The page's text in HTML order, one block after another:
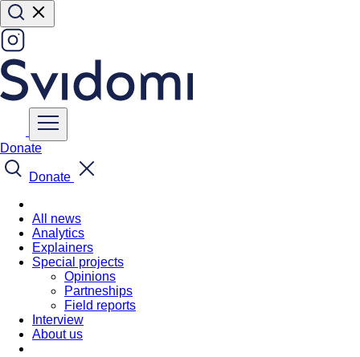
Donate
Donate
All news
Analytics
Explainers
Special projects
Opinions
Partneships
Field reports
Interview
About us